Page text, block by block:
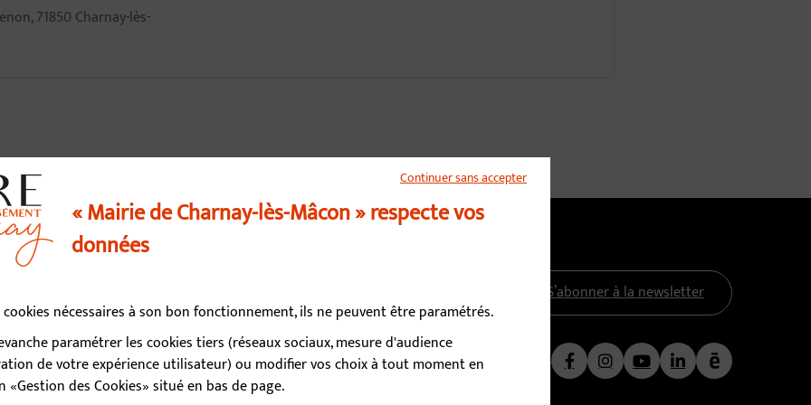
71850 Charnay-lès-
mercredi, vendredi : 9h - 12h / 13h - 17h
le matin / 13h - 17h
S’abonner à la newsletter
Nous suivre FacebookInstagram
YouTubeLinkedInCalaméo
Continuer sans accepter
« Mairie de Charnay-lès-Mâcon » respecte vos
données
nécessaires à son bon fonctionnement, ils ne peuvent être paramétrés.
paramétrer les cookies tiers (réseaux sociaux, mesure d'audience
de votre expérience utilisateur) ou modifier vos choix à tout moment en
des Cookies» situé en bas de page.